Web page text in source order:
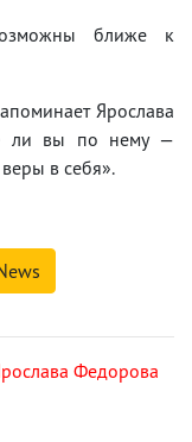
ближе к
Ярослава
ли вы по нему —
в себя».
Федорова